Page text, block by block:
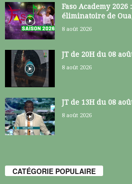
Faso Academy
éliminatoire de
8 août 2026
JT de 20H du 08
8 août 2026
JT de 13H du 08
8 août 2026
CATÉGORIE POPULAIRE